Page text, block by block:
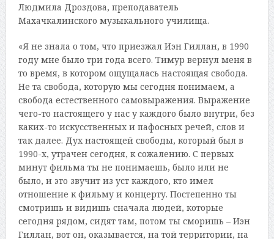
Людмила Дроздова, преподаватель
Махачкалинского музыкального училища.
«Я не знала о том, что приезжал Иэн Гиллан, в 1990
году мне было три года всего. Тимур вернул меня в
то время, в котором ощущалась настоящая свобода.
Не та свобода, которую мы сегодня понимаем, а
свобода естественного самовыражения. Выражение
чего-то настоящего у нас у каждого было внутри, без
каких-то искусственных и пафосных речей, слов и
так далее. Дух настоящей свободы, который был в
1990-х, утрачен сегодня, к сожалению. С первых
минут фильма ты не понимаешь, было или не
было, и это звучит из уст каждого, кто имел
отношение к фильму и концерту. Постепенно ты
смотришь и видишь сначала людей, которые
сегодня рядом, сидят там, потом ты сморишь – Иэн
Гиллан, вот он, оказывается, на той территории, на